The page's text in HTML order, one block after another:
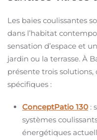
Les baies coulissantes
dans l’habitat
sensation d’espace et
jardin ou la terrasse. À
présente trois solutions,
spécifiques :
ConceptPatio 130 :
systèmes
énergétiques